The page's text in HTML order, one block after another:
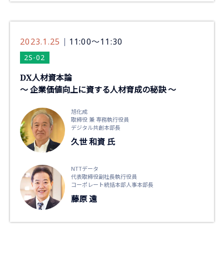
2023.1.25 11:00～11:30
2S-02
DX人材資本論
～ 企業価値向上に資する人材育成の秘訣 ～
旭化成
取締役 兼 専務執行役員
デジタル共創本部長
久世 和資 氏
NTTデータ
代表取締役副社長執行役員
コーポレート統括本部人事本部長
藤原 遠